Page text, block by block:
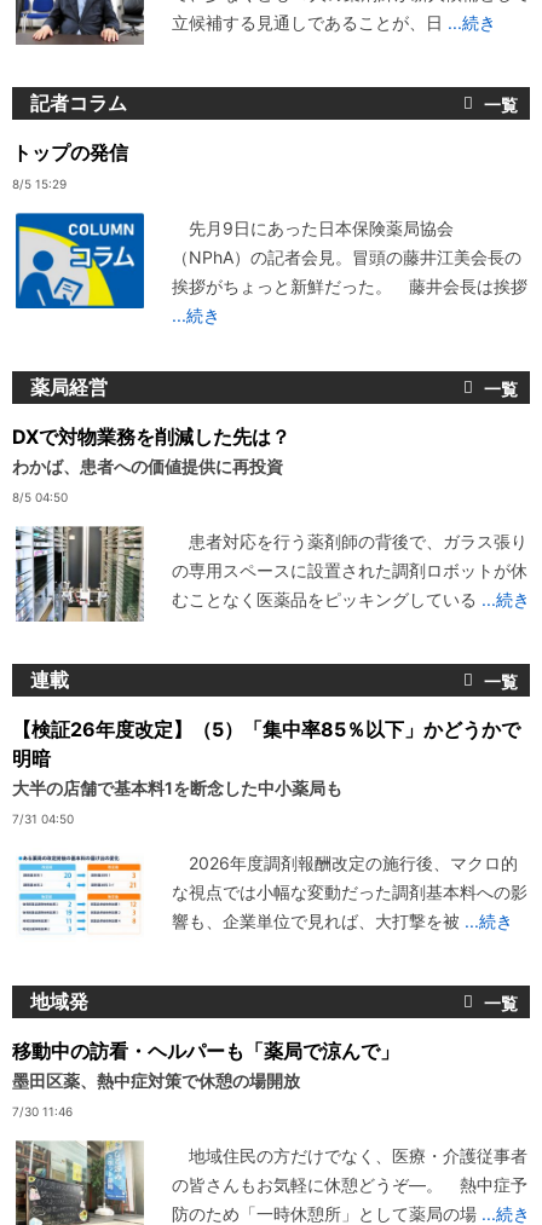
立候補する見通しであることが、日 ...続き
記者コラム
トップの発信
8/5 15:29
先月9日にあった日本保険薬局協会
（NPhA）の記者会見。冒頭の藤井江美会長の
挨拶がちょっと新鮮だった。 藤井会長は挨拶
...続き
薬局経営
DXで対物業務を削減した先は？
わかば、患者への価値提供に再投資
8/5 04:50
患者対応を行う薬剤師の背後で、ガラス張り
の専用スペースに設置された調剤ロボットが休
むことなく医薬品をピッキングしている ...続き
連載
【検証26年度改定】（5）「集中率85％以下」かどうかで
明暗
大半の店舗で基本料1を断念した中小薬局も
7/31 04:50
2026年度調剤報酬改定の施行後、マクロ的
な視点では小幅な変動だった調剤基本料への影
響も、企業単位で見れば、大打撃を被 ...続き
地域発
移動中の訪看・ヘルパーも「薬局で涼んで」
墨田区薬、熱中症対策で休憩の場開放
7/30 11:46
地域住民の方だけでなく、医療・介護従事者
の皆さんもお気軽に休憩どうぞ―。 熱中症予
防のため「一時休憩所」として薬局の場 ...続き